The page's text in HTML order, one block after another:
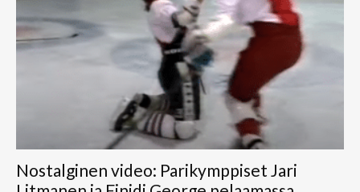
Nostalginen video: Parikymppiset Jari